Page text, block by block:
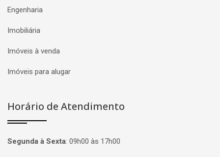
Engenharia
Imobiliária
Imóveis à venda
Imóveis para alugar
Horário de Atendimento
Segunda à Sexta: 09h00 às 17h00